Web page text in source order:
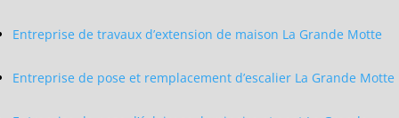
Entreprise de travaux d’extension de maison La Grande Motte
Entreprise de pose et remplacement d’escalier La Grande Motte